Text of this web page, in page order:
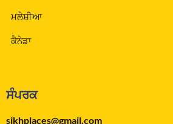
ਮਲੇਸ਼ੀਆ
ਕੈਨੇਡਾ
ਸੰਪਰਕ
sikhplaces@gmail.com